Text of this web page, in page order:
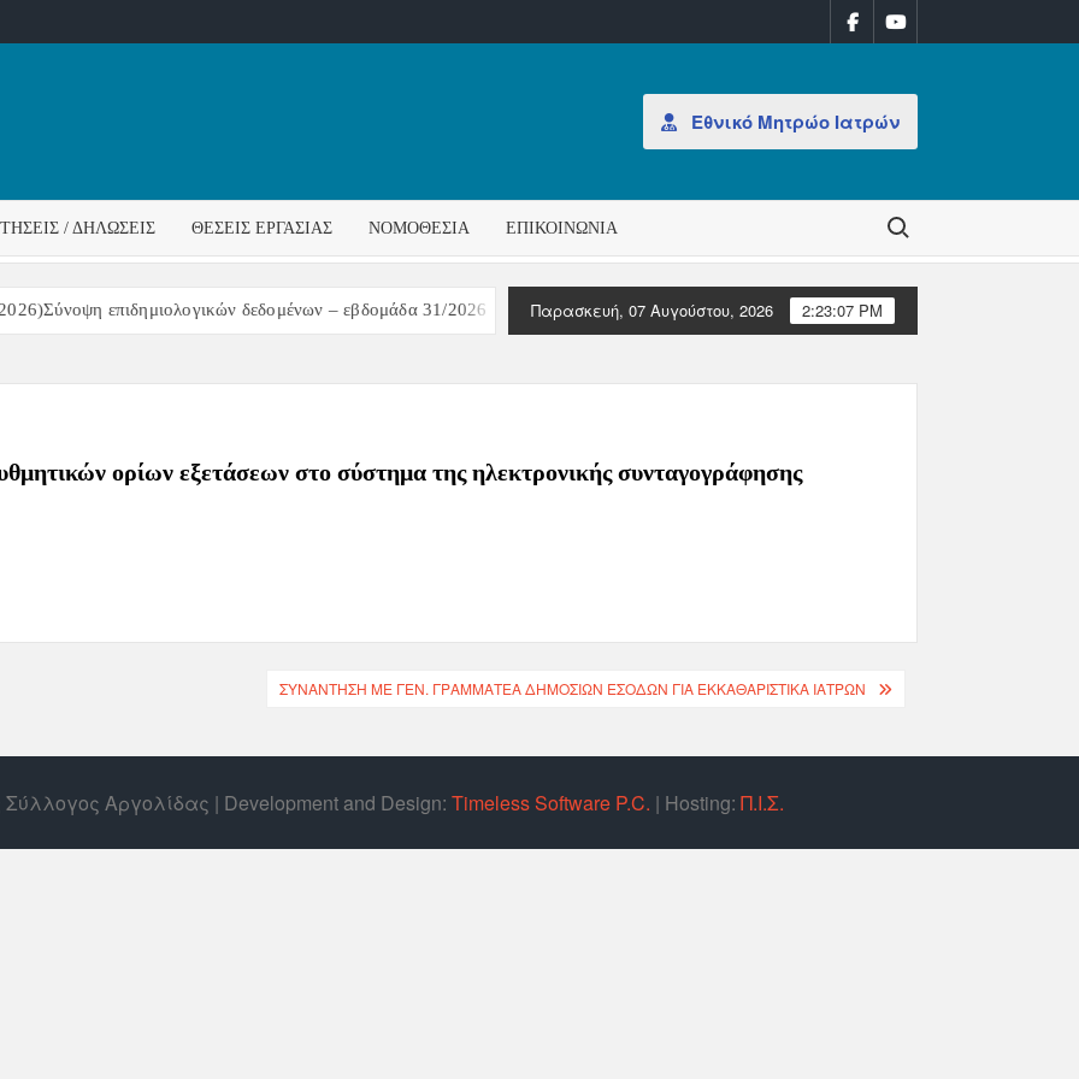
Εθνικό Μητρώο Ιατρών
/ ΔΗΛΏΣΕΙΣ ΘΈΣΕΙΣ ΕΡΓΑΣΊΑΣ ΝΟΜΟΘΕΣΊΑ ΕΠΙΚΟΙΝΩΝΊΑ Search for:
επιδημιολογικών δεδομένων – εβδομάδα 31/2026 ΑΝΑΚΟΙΝΩΣΗ: Έκδοση Αδειών Άσκησης Επαγγέλματος
Παρασκευή, 07 Αυγούστου, 2026 2:23:07 PM
ορίων εξετάσεων στο σύστημα της ηλεκτρονικής συνταγογράφησης
ΣΥΝΆΝΤΗΣΗ ΜΕ ΓΕΝ. ΓΡΑΜΜΑΤΈΑ ΔΗΜΟΣΊΩΝ ΕΣΌΔΩΝ ΓΙΑ ΕΚΚΑΘΑΡΙΣΤΙΚΆ ΙΑΤΡΏΝ
Σύλλογος Αργολίδας | Develοpment and Design: Timeless Software P.C. | Hosting: Π.Ι.Σ.